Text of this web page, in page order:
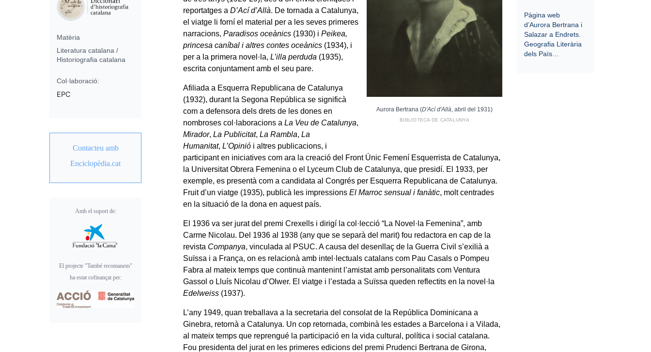
Aurora Bertrana (D'Ací d'Allà, abril del 1931)
BIBLIOTECA DE CATALUNYA
reportatges aD’Ací d’Allà. De tornada a Catalunya,
el viatge li forní el material per a les seves primeres
narracions,Paradisos oceànics (1930) iPeikea,
princesa caníbal i altres contes oceànics (1934), i
per a la primera novel·la,L’illa perduda (1935),
escrita conjuntament amb el seu pare.
Afiliada a Esquerra Republicana de Catalunya
(1932), durant la Segona República se significà
com a defensora dels drets de les dones en
nombroses col·laboracions aLa Veu de Catalunya,
Mirador,La Publicitat,La Rambla,La
Humanitat,L’Opinió i altres publicacions, i
participant en iniciatives com ara la creació del Front Únic Femení Esquerrista de Catalunya,
la Universitat Obrera Femenina o el Lyceum Club de Catalunya, que presidí. El 1933, per
exemple, es presentà com a candidata al Congrés per Esquerra Republicana de Catalunya.
Fruit d’un viatge (1935), publicà les impressionsEl Marroc sensual i fanàtic, molt centrades
en la situació de la dona en aquest país.
El 1936 va ser jurat del premi Crexells i dirigí la col·lecció “La Novel·la Femenina”, amb
Carme Nicolau. Del 1936 al 1938 (any que se separà del marit) fou redactora en cap de la
revista Companya, vinculada al PSUC. A causa del desenllaç de la Guerra Civil s’exilià a
Suïssa i a França, on es relacionà amb intel·lectuals catalans com Pau Casals o Pompeu
Fabra al mateix temps que continuà mantenint l’amistat amb personalitats com Ventura
Gassol o Lluís Nicolau d’Olwer. El viatge i l’estada a Suïssa queden reflectits en la novel·la
Edelweiss (1937).
L’any 1949, quan treballava a la secretaria del consolat de la República Dominicana a
Ginebra, retornà a Catalunya. Un cop retornada, combinà les estades a Barcelona i a Vilada,
al mateix temps que reprengué la participació en la vida cultural, política i social catalana.
Fou presidenta del jurat en les primeres edicions del premi Prudenci Bertrana de Girona,
Matèria
Literatura catalana /
Historiografia catalana
Col·laboració:
EPC
Contacteu amb
Enciclopèdia.cat
Amb el suport de:
El projecte "També recomanem"
ha estat cofinançat per:
Pàgina web
d’Aurora Bertrana i
Salazar a Endrets.
Geografia Literària
dels Païs…